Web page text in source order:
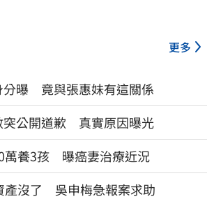
更多
分曝 竟與張惠妹有這關係
突公開道歉 真實原因曝光
萬養3孩 曝癌妻治療近況
產沒了 吳申梅急報案求助